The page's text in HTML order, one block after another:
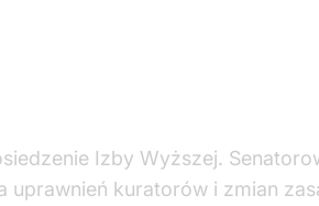
Izby Wyższej.
uprawnień kuratorów i zmian